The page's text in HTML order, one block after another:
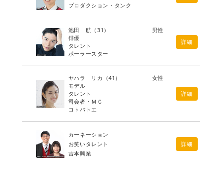
プロダクション・タンク
池田 航 （31）
男性
俳優
タレント
ポーラースター
詳細
ヤハラ リカ （41）
女性
モデル
タレント
司会者・ＭＣ
コトバトエ
詳細
カーネーション
お笑いタレント
吉本興業
詳細